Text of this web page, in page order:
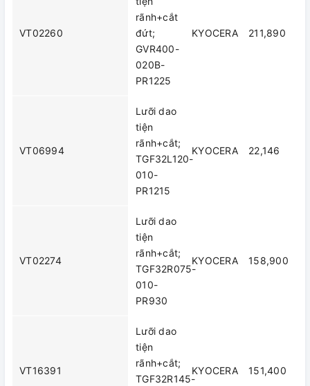
VT02260
rãnh+cắt
đứt;
GVR400-
020B-
PR1225
KYOCERA 211,890
VT06994
Lưỡi dao
tiện
rãnh+cắt;
TGF32L120-
010-
PR1215
KYOCERA 22,146
VT02274
Lưỡi dao
tiện
rãnh+cắt;
TGF32R075-
010-
PR930
KYOCERA 158,900
VT16391
Lưỡi dao
tiện
rãnh+cắt;
TGF32R145-
KYOCERA 151,400